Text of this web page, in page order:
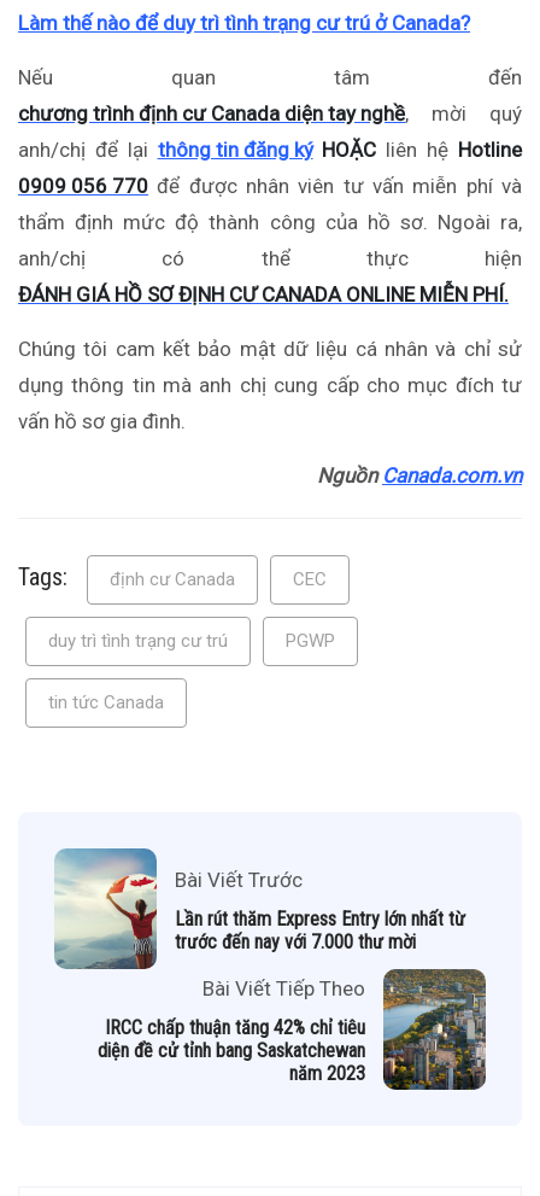
Làm thế nào để duy trì tình trạng cư trú ở Canada?
Nếu quan tâm đến
chương trình định cư Canada diện tay nghề, mời quý
anh/chị để lại thông tin đăng ký HOẶC liên hệ Hotline
0909 056 770 để được nhân viên tư vấn miễn phí và
thẩm định mức độ thành công của hồ sơ. Ngoài ra,
anh/chị có thể thực hiện
ĐÁNH GIÁ HỒ SƠ ĐỊNH CƯ CANADA ONLINE MIỄN PHÍ.
Chúng tôi cam kết bảo mật dữ liệu cá nhân và chỉ sử
dụng thông tin mà anh chị cung cấp cho mục đích tư
vấn hồ sơ gia đình.
Nguồn Canada.com.vn
Tags: định cư Canada CEC
duy trì tình trạng cư trú PGWP
tin tức Canada
Bài Viết Trước
Lần rút thăm Express Entry lớn nhất từ
trước đến nay với 7.000 thư mời
Bài Viết Tiếp Theo
IRCC chấp thuận tăng 42% chỉ tiêu
diện đề cử tỉnh bang Saskatchewan
năm 2023